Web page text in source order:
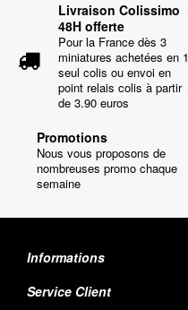
Livraison Colissimo
48H offerte
Pour la France dès 3
miniatures achetées en 1
seul colis ou envoi en
point relais colis à partir
de 3.90 euros
Promotions
Nous vous proposons de
nombreuses promo chaque
semaine
Informations
Service Client